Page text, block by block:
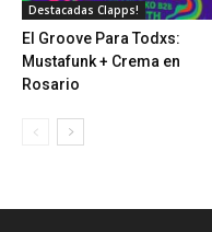
Destacadas Clapps!
El Groove Para Todxs:
Mustafunk + Crema en
Rosario